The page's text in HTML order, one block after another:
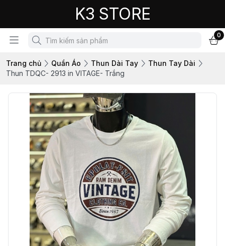
K3 STORE
0
Trang chủ Quần Áo Thun Dài Tay
Thun Tay Dài
Thun TDQC- 2913 in VITAGE- Trắng